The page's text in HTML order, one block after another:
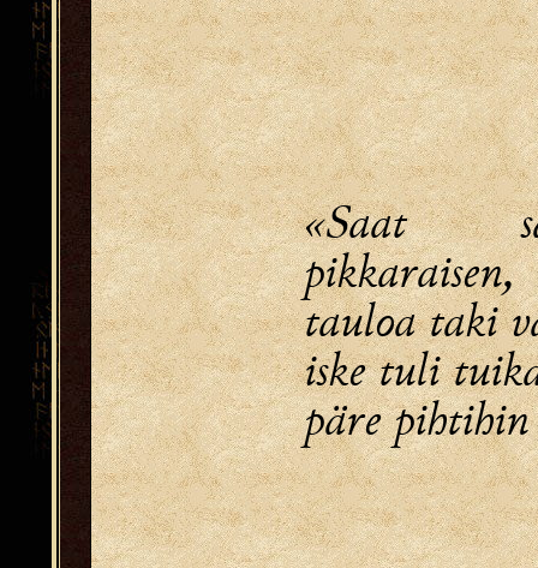
«Saat
pikkaraisen,
tauloa taki
iske tuli
päre